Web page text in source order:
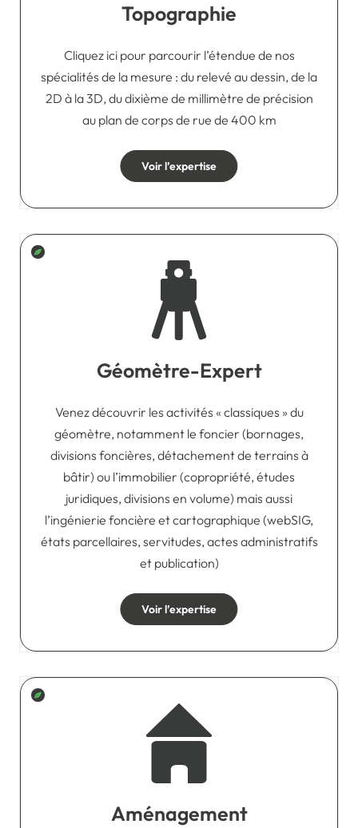
Topographie
Cliquez ici pour parcourir l’étendue de nos
spécialités de la mesure : du relevé au dessin, de la
2D à la 3D, du dixième de millimètre de précision
au plan de corps de rue de 400 km
Voir l’expertise
Géomètre-Expert
Venez découvrir les activités « classiques » du
géomètre, notamment le foncier (bornages,
divisions foncières, détachement de terrains à
bâtir) ou l’immobilier (copropriété, études
juridiques, divisions en volume) mais aussi
l’ingénierie foncière et cartographique (webSIG,
états parcellaires, servitudes, actes administratifs
et publication)
Voir l’expertise
Aménagement